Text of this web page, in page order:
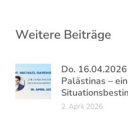
Weitere Beiträge
Do.
Palästinas –
2. April 2026